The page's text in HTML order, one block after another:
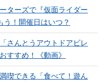
ターズで『仮面ライダー
う！開催日はいつ？
さんとうアウトドアビレ
すすめ！《動画》
喫できる「食べて！遊ん